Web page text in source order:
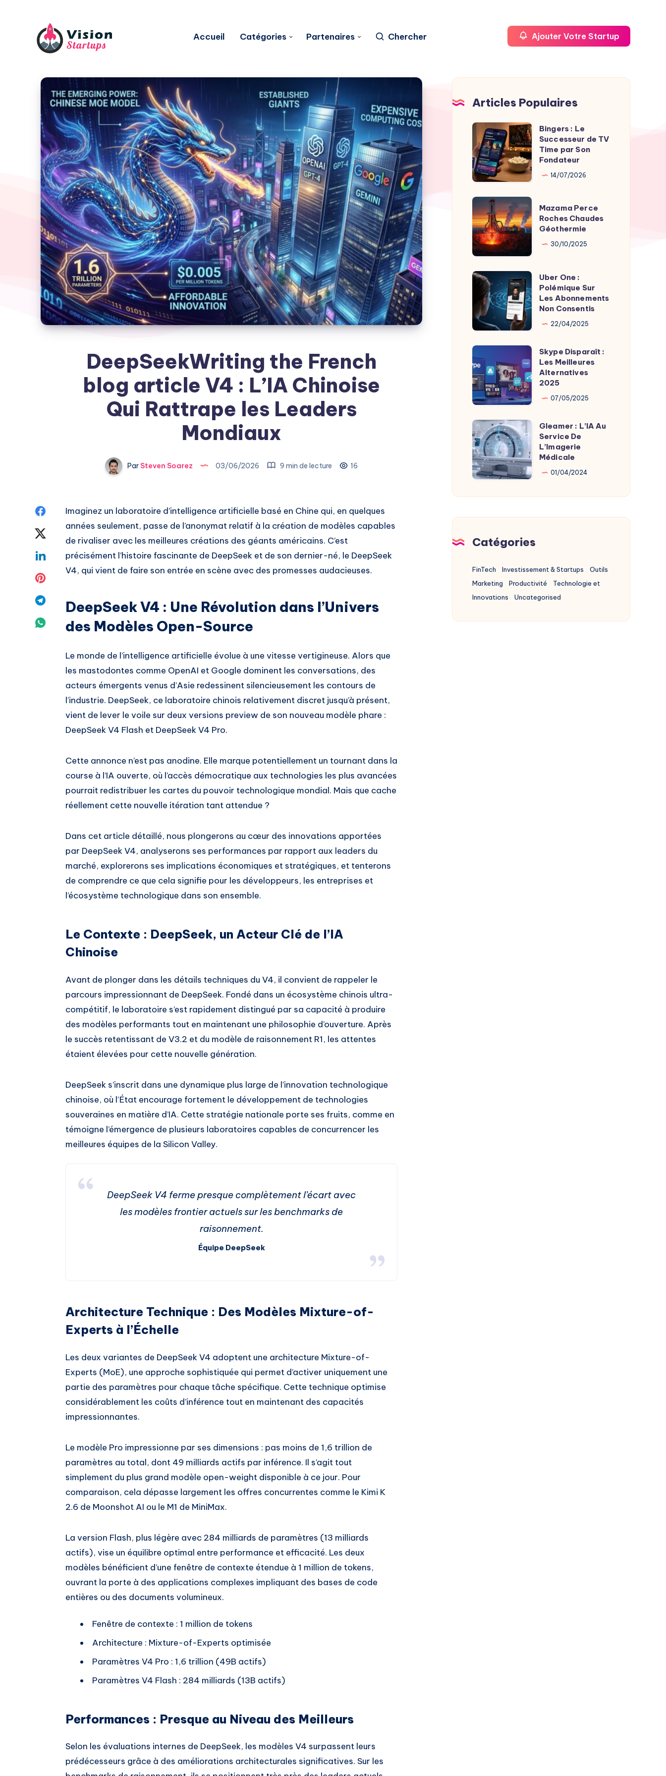
Accueil Catégories Partenaires Chercher Ajouter Votre Startup
DeepSeekWriting the French
blog article V4 : L’IA Chinoise
Qui Rattrape les Leaders
Mondiaux
Par Steven Soarez 03/06/2026 9 min de lecture 16
Share
Facebook
Twitter
Share
Share
Share
Whatsapp
Imaginez un laboratoire d’intelligence artificielle basé en Chine qui, en quelques
années seulement, passe de l’anonymat relatif à la création de modèles capables
de rivaliser avec les meilleures créations des géants américains. C’est
précisément l’histoire fascinante de DeepSeek et de son dernier-né, le DeepSeek
V4, qui vient de faire son entrée en scène avec des promesses audacieuses.
DeepSeek V4 : Une Révolution dans l’Univers
des Modèles Open-Source
Le monde de l’intelligence artificielle évolue à une vitesse vertigineuse. Alors que
les mastodontes comme OpenAI et Google dominent les conversations, des
acteurs émergents venus d’Asie redessinent silencieusement les contours de
l’industrie. DeepSeek, ce laboratoire chinois relativement discret jusqu’à présent,
vient de lever le voile sur deux versions preview de son nouveau modèle phare :
DeepSeek V4 Flash et DeepSeek V4 Pro.
Cette annonce n’est pas anodine. Elle marque potentiellement un tournant dans la
course à l’IA ouverte, où l’accès démocratique aux technologies les plus avancées
pourrait redistribuer les cartes du pouvoir technologique mondial. Mais que cache
réellement cette nouvelle itération tant attendue ?
Dans cet article détaillé, nous plongerons au cœur des innovations apportées
par DeepSeek V4, analyserons ses performances par rapport aux leaders du
marché, explorerons ses implications économiques et stratégiques, et tenterons
de comprendre ce que cela signifie pour les développeurs, les entreprises et
l’écosystème technologique dans son ensemble.
Le Contexte : DeepSeek, un Acteur Clé de l’IA
Chinoise
Avant de plonger dans les détails techniques du V4, il convient de rappeler le
parcours impressionnant de DeepSeek. Fondé dans un écosystème chinois ultra-
compétitif, le laboratoire s’est rapidement distingué par sa capacité à produire
des modèles performants tout en maintenant une philosophie d’ouverture. Après
le succès retentissant de V3.2 et du modèle de raisonnement R1, les attentes
étaient élevées pour cette nouvelle génération.
DeepSeek s’inscrit dans une dynamique plus large de l’innovation technologique
chinoise, où l’État encourage fortement le développement de technologies
souveraines en matière d’IA. Cette stratégie nationale porte ses fruits, comme en
témoigne l’émergence de plusieurs laboratoires capables de concurrencer les
meilleures équipes de la Silicon Valley.
DeepSeek V4 ferme presque complètement l’écart avec
les modèles frontier actuels sur les benchmarks de
raisonnement.
Équipe DeepSeek
Architecture Technique : Des Modèles Mixture-of-
Experts à l’Échelle
Les deux variantes de DeepSeek V4 adoptent une architecture Mixture-of-
Experts (MoE), une approche sophistiquée qui permet d’activer uniquement une
partie des paramètres pour chaque tâche spécifique. Cette technique optimise
considérablement les coûts d’inférence tout en maintenant des capacités
impressionnantes.
Le modèle Pro impressionne par ses dimensions : pas moins de 1,6 trillion de
paramètres au total, dont 49 milliards actifs par inférence. Il s’agit tout
simplement du plus grand modèle open-weight disponible à ce jour. Pour
comparaison, cela dépasse largement les offres concurrentes comme le Kimi K
2.6 de Moonshot AI ou le M1 de MiniMax.
La version Flash, plus légère avec 284 milliards de paramètres (13 milliards
actifs), vise un équilibre optimal entre performance et efficacité. Les deux
modèles bénéficient d’une fenêtre de contexte étendue à 1 million de tokens,
ouvrant la porte à des applications complexes impliquant des bases de code
entières ou des documents volumineux.
Fenêtre de contexte : 1 million de tokens
Architecture : Mixture-of-Experts optimisée
Paramètres V4 Pro : 1,6 trillion (49B actifs)
Paramètres V4 Flash : 284 milliards (13B actifs)
Performances : Presque au Niveau des Meilleurs
Selon les évaluations internes de DeepSeek, les modèles V4 surpassent leurs
prédécesseurs grâce à des améliorations architecturales significatives. Sur les
Articles Populaires
Bingers
Le
Successeur
de
TV
Time
par
Son
Fondateur
Bingers : Le
Successeur de TV
Time par Son
Fondateur
14/07/2026
Mazama
Perce
Roches
Chaudes
Géothermie
Mazama Perce
Roches Chaudes
Géothermie
30/10/2025
Uber
One
Polémique
Sur
Les
Abonnements
Non
Consentis
Uber One :
Polémique Sur
Les Abonnements
Non Consentis
22/04/2025
Skype
Disparaît
:
Les
Meilleures
Alternatives
2025
Skype Disparaît :
Les Meilleures
Alternatives
2025
07/05/2025
Gleamer
:
L’IA
Au
Service
De
Gleamer : L’IA Au
Service De
L’Imagerie
Médicale
01/04/2024
Catégories
FinTech Investissement & Startups
Outils
Marketing
Productivité
Technologie et
Innovations
Uncategorised